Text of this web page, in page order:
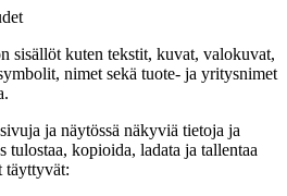
sisällöt kuten tekstit, kuvat, valokuvat,
nimet sekä tuote- ja yritysnimet
ja näytössä näkyviä tietoja ja
kopioida, ladata ja tallentaa
täyttyvät: